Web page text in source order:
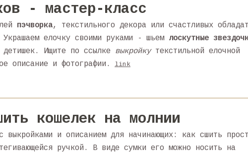
- мастер-класс
пэчворка, текстильного декора или счастливых
Украшаем елочку своими руками - шьем лоскутные
Ищите по ссылке выкройку текстильной елочной
описание и фотографии.
link
кошелек на молнии
выкройками и описанием для начинающих: как сшить
ручкой. В виде сумки его можно носить на